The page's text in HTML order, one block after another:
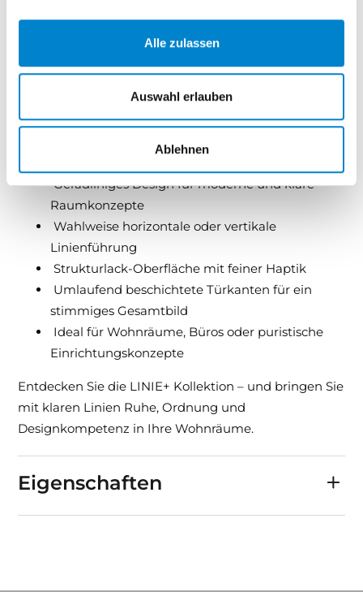
Alle zulassen
Auswahl erlauben
Ablehnen
Türkanten sind umlaufend beschichtet, was nicht nur
optisch überzeugt, sondern auch für besondere
Langlebigkeit steht.
Ihre Vorteile mit LINIE+:
Geradliniges Design für moderne und klare
Raumkonzepte
Wahlweise horizontale oder vertikale
Linienführung
Strukturlack-Oberfläche mit feiner Haptik
Umlaufend beschichtete Türkanten für ein
stimmiges Gesamtbild
Ideal für Wohnräume, Büros oder puristische
Einrichtungskonzepte
Entdecken Sie die LINIE+ Kollektion – und bringen Sie
mit klaren Linien Ruhe, Ordnung und
Designkompetenz in Ihre Wohnräume.
Eigenschaften